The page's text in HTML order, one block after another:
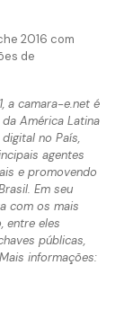
2016 com
de
a camara-e.net é
América Latina
no País,
agentes
e promovendo
Em seu
com os mais
entre eles
públicas,
informações: